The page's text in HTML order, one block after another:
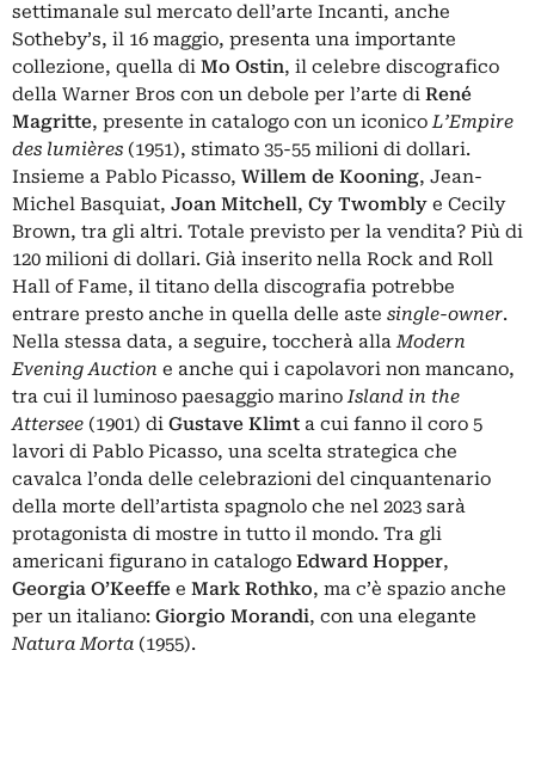
settimanale sul mercato dell’arte Incanti, anche
Sotheby’s, il 16 maggio, presenta una importante
collezione, quella di Mo Ostin, il celebre discografico
della Warner Bros con un debole per l’arte di René
Magritte, presente in catalogo con un iconicoL’Empire
des lumières (1951), stimato 35-55 milioni di dollari.
Insieme a Pablo Picasso, Willem de Kooning, Jean-
Michel Basquiat, Joan Mitchell, Cy Twombly e Cecily
Brown, tra gli altri. Totale previsto per la vendita? Più di
120 milioni di dollari. Già inserito nella Rock and Roll
Hall of Fame, il titano della discografia potrebbe
entrare presto anche in quella delle aste single-owner.
Nella stessa data, a seguire, toccherà allaModern
Evening Auction e anche qui i capolavori non mancano,
tra cui il luminoso paesaggio marinoIsland in the
Attersee (1901) di Gustave Klimt a cui fanno il coro 5
lavori di Pablo Picasso, una scelta strategica che
cavalca l’onda delle celebrazioni del cinquantenario
della morte dell’artista spagnolo che nel 2023 sarà
protagonista di mostre in tutto il mondo. Tra gli
americani figurano in catalogo Edward Hopper,
Georgia O’Keeffe e Mark Rothko, ma c’è spazio anche
per un italiano: Giorgio Morandi, con una elegante
Natura Morta (1955).